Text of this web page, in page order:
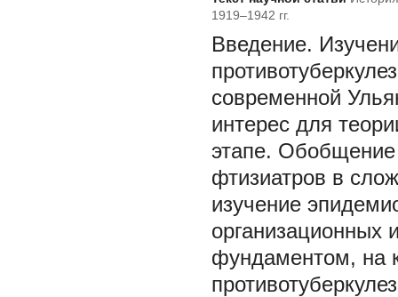
1919–1942 гг.
Введение.
современной
интерес для
этапе. Обобщение
фтизиатров в
изучение
организационных
фундаментом, на